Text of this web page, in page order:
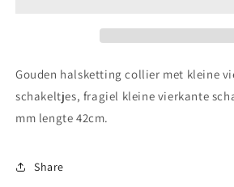
for
schakeltjes
for
ever
schakeltjes
Gouden halsketting collier met kleine
schakeltjes, fragiel kleine vierkante
mm lengte 42cm.
Share